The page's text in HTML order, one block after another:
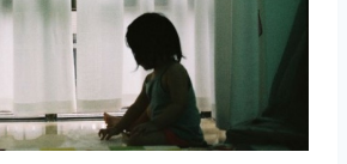
搜索